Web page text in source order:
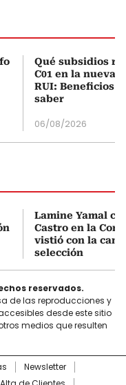
Qué subsidios
C01 en la nueva
RUI: Beneficios
saber
06/08/2026
Lamine Yamal
Castro en la
vistió con la
selección
reservados.
de las reproducciones y
desde este sitio
medios que resulten
Newsletter